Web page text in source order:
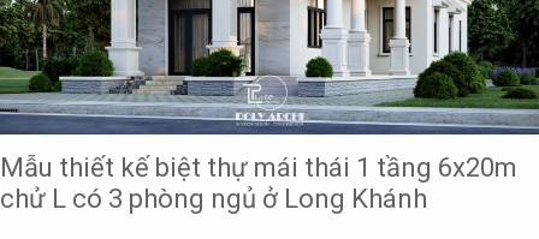
Mẫu thiết kế biệt thự mái thái 1 tầng 6x20m
chử L có 3 phòng ngủ ở Long Khánh